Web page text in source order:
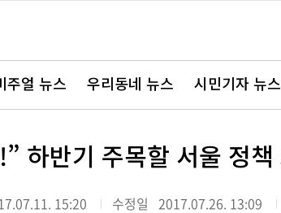
주얼 뉴스 우리동네 뉴스 시민기자 뉴스
하반기 주목할 서울 정
15:20 수정일 2017.07.26. 13:09